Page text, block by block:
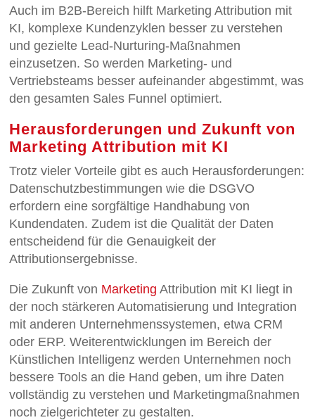
Auch im B2B-Bereich hilft Marketing Attribution mit
KI, komplexe Kundenzyklen besser zu verstehen
und gezielte Lead-Nurturing-Maßnahmen
einzusetzen. So werden Marketing- und
Vertriebsteams besser aufeinander abgestimmt, was
den gesamten Sales Funnel optimiert.
Herausforderungen und Zukunft von
Marketing Attribution mit KI
Trotz vieler Vorteile gibt es auch Herausforderungen:
Datenschutzbestimmungen wie die DSGVO
erfordern eine sorgfältige Handhabung von
Kundendaten. Zudem ist die Qualität der Daten
entscheidend für die Genauigkeit der
Attributionsergebnisse.
Die Zukunft von Marketing Attribution mit KI liegt in
der noch stärkeren Automatisierung und Integration
mit anderen Unternehmenssystemen, etwa CRM
oder ERP. Weiterentwicklungen im Bereich der
Künstlichen Intelligenz werden Unternehmen noch
bessere Tools an die Hand geben, um ihre Daten
vollständig zu verstehen und Marketingmaßnahmen
noch zielgerichteter zu gestalten.